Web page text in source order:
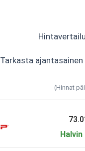
Tarkasta
(Hinnat